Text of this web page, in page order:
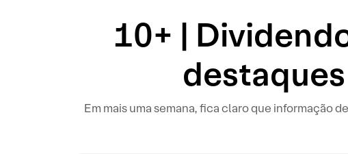
10+ |
Em mais uma semana, fica claro que informação